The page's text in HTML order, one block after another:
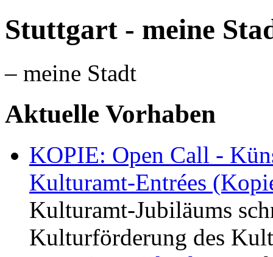
Stuttgart - meine
– meine Stadt
Aktuelle Vorhaben
KOPIE: Open Call -
Kulturamt-Entrées
Kulturamt-Jubiläums
Kulturförderung des